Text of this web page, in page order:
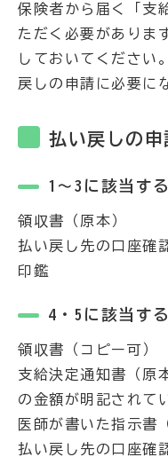
保険者から届く「支
ただく必要がありま
しておいてください
戻しの申請に必要に
払い戻しの
1～3に該当す
領収書（原本）
払い戻し先の口座確
印鑑
4・5に該当す
領収書（コピー可）
支給決定通知書（原
の金額が明記されて
医師が書いた指示書
払い戻し先の口座確